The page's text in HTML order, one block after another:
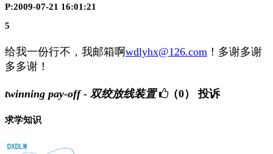
P:2009-07-21 16:01:21
5
给我一份行不，我邮箱啊wdlyhx@126.com ！多谢多谢
多多谢！
twinning pay-off - 双绞放线装置 （0） 投诉
求学知识